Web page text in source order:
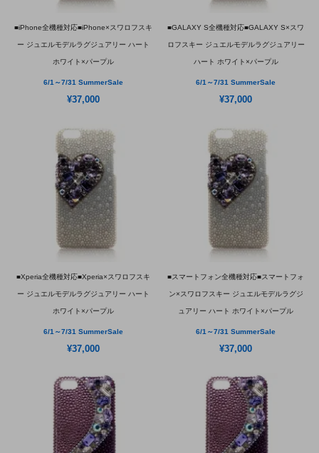
■iPhone全機種対応■iPhone×スワロフスキ
ー ジュエルモデルラグジュアリー ハート
ホワイト×パープル
6/1～7/31 SummerSale
¥37,000
■GALAXY S全機種対応■GALAXY S×スワ
ロフスキー ジュエルモデルラグジュアリー
ハート ホワイト×パープル
6/1～7/31 SummerSale
¥37,000
■Xperia全機種対応■Xperia×スワロフスキ
ー ジュエルモデルラグジュアリー ハート
ホワイト×パープル
6/1～7/31 SummerSale
¥37,000
■スマートフォン全機種対応■スマートフォ
ン×スワロフスキー ジュエルモデルラグジ
ュアリー ハート ホワイト×パープル
6/1～7/31 SummerSale
¥37,000